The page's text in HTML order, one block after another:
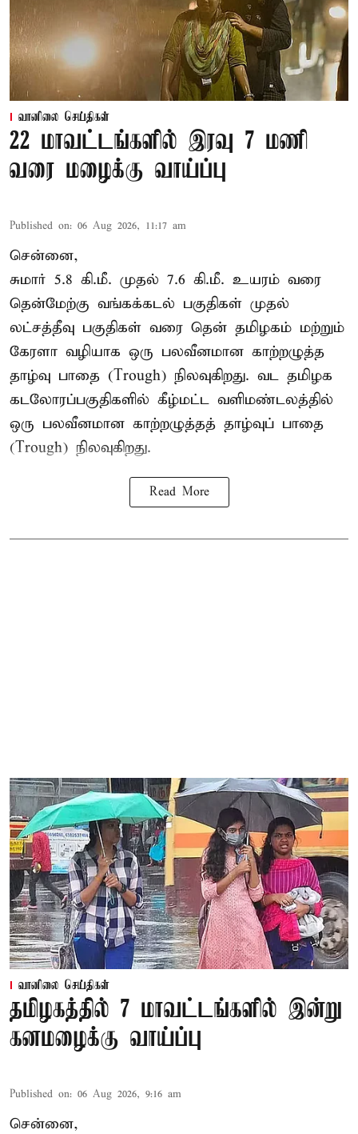
வானிலை செய்திகள்
22 மாவட்டங்களில் இரவு 7 மணி
வரை மழைக்கு வாய்ப்பு
Published on: 06 Aug 2026, 11:17 am
சென்னை,
சுமார் 5.8 கி.மீ. முதல் 7.6 கி.மீ. உயரம் வரை
தென்மேற்கு வங்கக்கடல் பகுதிகள் முதல்
லட்சத்தீவு பகுதிகள் வரை தென் தமிழகம் மற்றும்
கேரளா வழியாக ஒரு பலவீனமான காற்றழுத்த
தாழ்வு பாதை (Trough) நிலவுகிறது. வட தமிழக
கடலோரப்பகுதிகளில் கீழ்மட்ட வளிமண்டலத்தில்
ஒரு பலவீனமான காற்றழுத்தத் தாழ்வுப் பாதை
(Trough) நிலவுகிறது.
Read More
வானிலை செய்திகள்
தமிழகத்தில் 7 மாவட்டங்களில் இன்று
கனமழைக்கு வாய்ப்பு
Published on: 06 Aug 2026, 9:16 am
சென்னை,